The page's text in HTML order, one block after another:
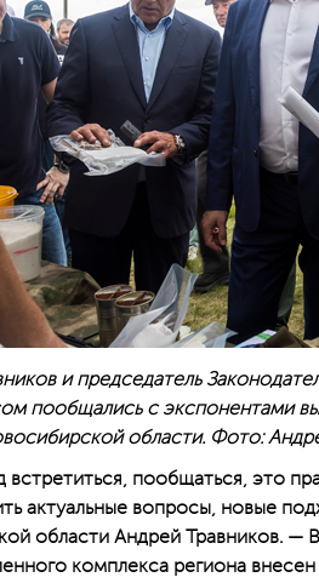
и председатель
пообщались с экспонентами
области. Фото:
пообщаться, это
актуальные вопросы, новые
области Андрей Травников. —
комплекса региона